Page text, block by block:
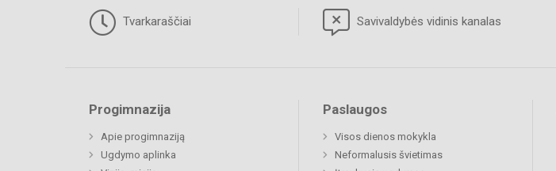
Tvarkaraščiai Savivaldybės vidinis kanalas
Progimnazija
Apie progimnaziją
Ugdymo aplinka
Paslaugos
Visos dienos mokykla
Neformalusis švietimas